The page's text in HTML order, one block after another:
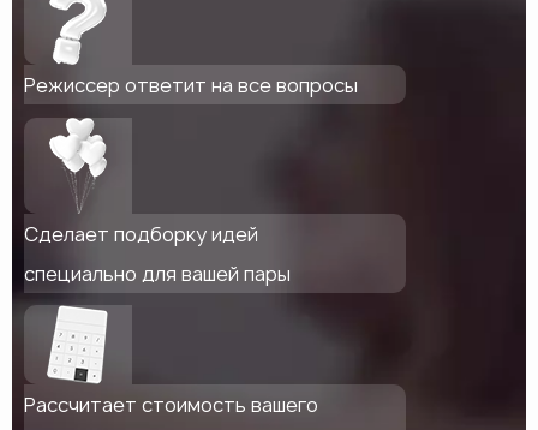
Режиссер ответит на все вопросы
Сделает подборку идей
специально для вашей пары
Рассчитает стоимость вашего